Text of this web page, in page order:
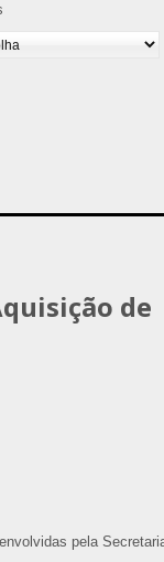
de
pela